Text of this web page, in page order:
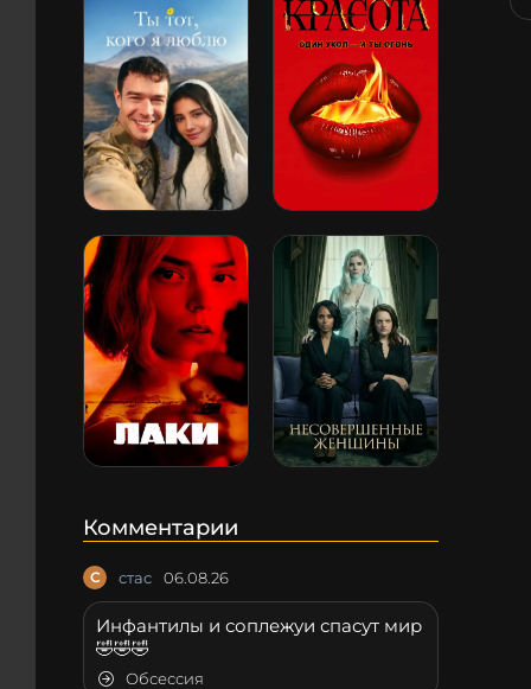
Комментарии
С стас 06.08.26
Инфантилы и соплежуи спасут мир
🤣🤣🤣
Обсессия